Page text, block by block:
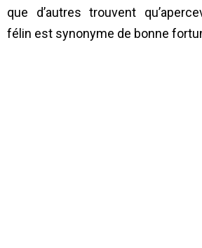
que d’autres trouvent
félin est synonyme de bonne